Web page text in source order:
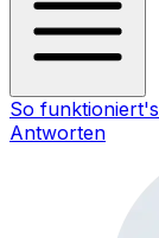
So funktioniert's
Antworten